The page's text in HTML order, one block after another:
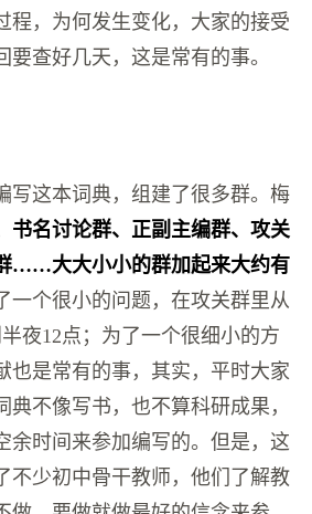
程，为何发生变化，大家的接受
要查好几天，这是常有的事。
写这本词典，组建了很多群。梅
书名讨论群、正副主编群、攻关
……大大小小的群加起来大约有
一个很小的问题，在攻关群里从
夜12点；为了一个很细小的方
也是常有的事，其实，平时大家
典不像写书，也不算科研成果，
余时间来参加编写的。但是，这
不少初中骨干教师，他们了解教